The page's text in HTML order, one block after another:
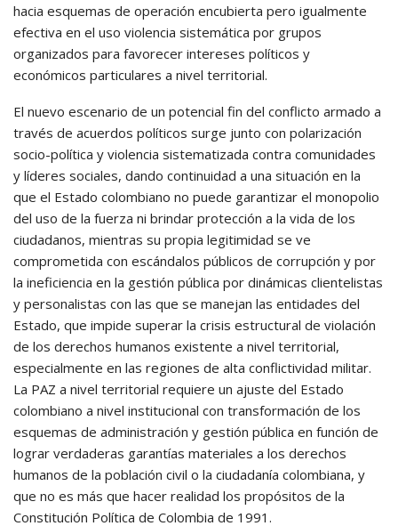
hacia esquemas de operación encubierta pero igualmente
efectiva en el uso violencia sistemática por grupos
organizados para favorecer intereses políticos y
económicos particulares a nivel territorial.
El nuevo escenario de un potencial fin del conflicto armado a
través de acuerdos políticos surge junto con polarización
socio-política y violencia sistematizada contra comunidades
y líderes sociales, dando continuidad a una situación en la
que el Estado colombiano no puede garantizar el monopolio
del uso de la fuerza ni brindar protección a la vida de los
ciudadanos, mientras su propia legitimidad se ve
comprometida con escándalos públicos de corrupción y por
la ineficiencia en la gestión pública por dinámicas clientelistas
y personalistas con las que se manejan las entidades del
Estado, que impide superar la crisis estructural de violación
de los derechos humanos existente a nivel territorial,
especialmente en las regiones de alta conflictividad militar.
La PAZ a nivel territorial requiere un ajuste del Estado
colombiano a nivel institucional con transformación de los
esquemas de administración y gestión pública en función de
lograr verdaderas garantías materiales a los derechos
humanos de la población civil o la ciudadanía colombiana, y
que no es más que hacer realidad los propósitos de la
Constitución Política de Colombia de 1991.